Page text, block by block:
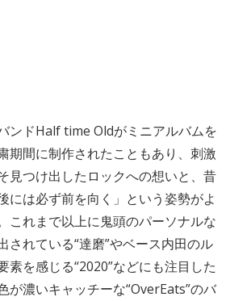
ンドHalf time Oldがミニアルバムを
期間に制作されたこともあり、刺激
見つけ出したロックへの想いと、昔
には必ず前を向く」という姿勢がよ
これまで以上に鬼頭のパーソナルな
されている“達磨”やベース内田のル
素を感じる“2020”などにも注目した
が濃いキャッチーな“OverEats”のバ